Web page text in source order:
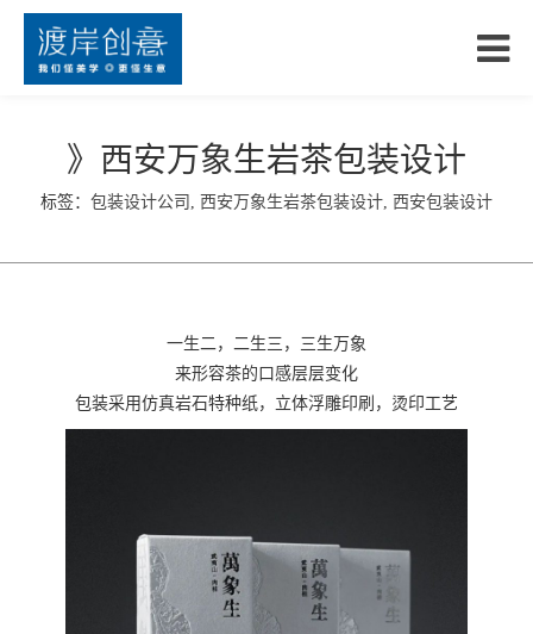
》西安万象生岩茶包装设计
标签： 包装设计公司 , 西安万象生岩茶包装设计, 西安包装设计
一生二，二生三，三生万象
来形容茶的口感层层变化
包装采用仿真岩石特种纸，立体浮雕印刷，烫印工艺